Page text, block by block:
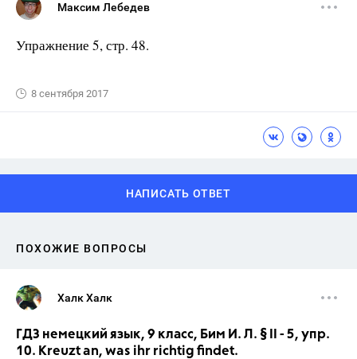
Максим Лебедев
Упражнение 5, стр. 48.
8 сентября 2017
НАПИСАТЬ ОТВЕТ
ПОХОЖИЕ ВОПРОСЫ
Халк Халк
ГДЗ немецкий язык, 9 класс, Бим И. Л. § II - 5, упр.
10. Kreuzt an, was ihr richtig findet.